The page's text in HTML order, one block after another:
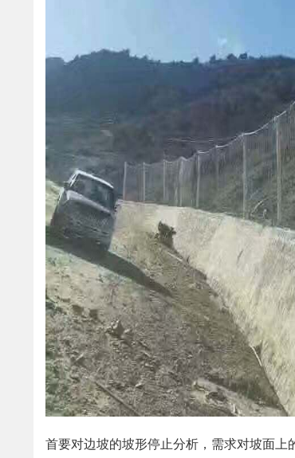
首要对边坡的坡形停止分析，需求对坡面